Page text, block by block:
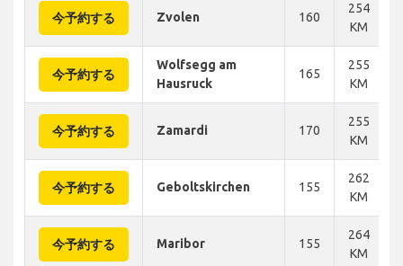
今予約する Zvolen 160
254
KM
今予約する
Wolfsegg am
Hausruck
165
255
KM
今予約する Zamardi 170
255
KM
今予約する Geboltskirchen 155
262
KM
今予約する Maribor 155
264
KM